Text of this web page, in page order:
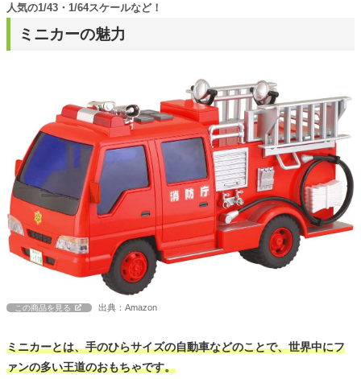
ミニカーの魅力
人気の1/43・1/64スケールなど！
この商品を見る 出典：Amazon
ミニカーとは、手のひらサイズの自動車などのことで、世界中にフ
ァンの多い王道のおもちゃです。